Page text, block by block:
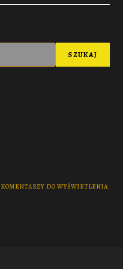
SZUKAJ
do wyświetlenia.